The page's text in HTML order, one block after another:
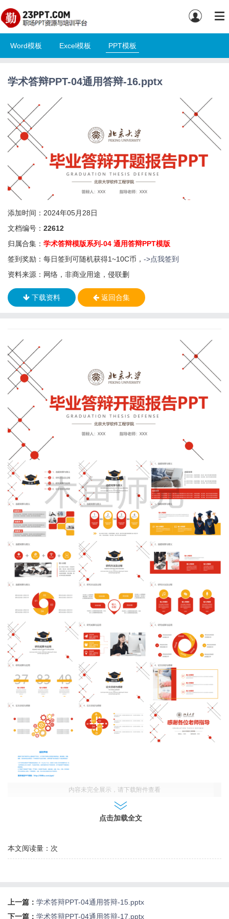
Word模板 Excel模板 PPT模板
学术答辩PPT-04通用答辩-16.pptx
添加时间：2024年05月28日
文档编号： 22612
归属合集： 学术答辩模版系列-04 通用答辩PPT模版
签到奖励：每日签到可随机获得1~10C币， ->点我签到
资料来源：网络，非商业用途，侵联删
下载资料 返回合集
内容未完全展示，请下载附件查看
点击加载全文
本文阅读量： 次
上一篇： 学术答辩PPT-04通用答辩-15.pptx
下一篇： 学术答辩PPT-04通用答辩-17.pptx